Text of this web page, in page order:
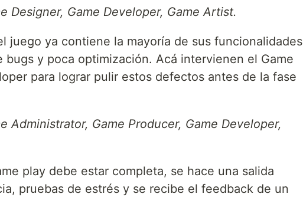
Designer, Game Developer, Game Artist.
juego ya contiene la mayoría de sus funcionalidades
bugs y poca optimización. Acá intervienen el Game
para lograr pulir estos defectos antes de la fase
Administrator, Game Producer, Game Developer,
play debe estar completa, se hace una salida
pruebas de estrés y se recibe el feedback de un